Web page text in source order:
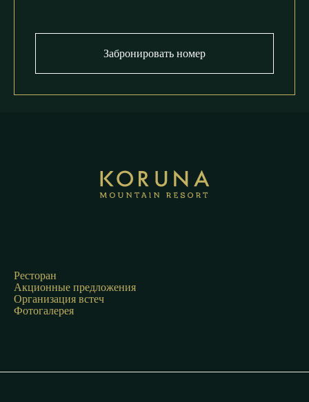
Забронировать номер
Ресторан
Акционные предложения
Организация встеч
Фотогалерея